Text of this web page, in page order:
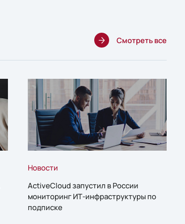
Смотреть все
Новости
ActiveCloud запустил в России
мониторинг ИТ-инфраструктуры по
подписке